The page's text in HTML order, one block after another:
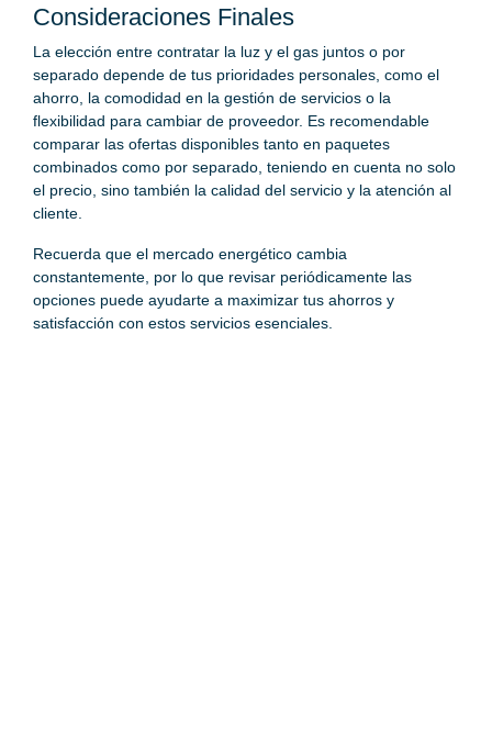
Consideraciones Finales
La elección entre contratar la luz y el gas juntos o por
separado depende de tus prioridades personales, como el
ahorro, la comodidad en la gestión de servicios o la
flexibilidad para cambiar de proveedor. Es recomendable
comparar las ofertas disponibles tanto en paquetes
combinados como por separado, teniendo en cuenta no solo
el precio, sino también la calidad del servicio y la atención al
cliente.
Recuerda que el mercado energético cambia
constantemente, por lo que revisar periódicamente las
opciones puede ayudarte a maximizar tus ahorros y
satisfacción con estos servicios esenciales.